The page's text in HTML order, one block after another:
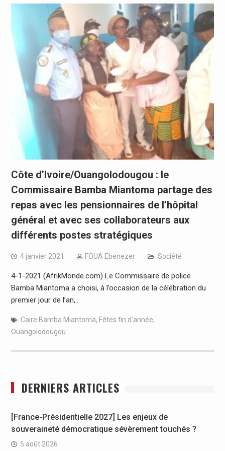
Côte d’Ivoire/Ouangolodougou : le
Commissaire Bamba Miantoma partage des
repas avec les pensionnaires de l’hôpital
général et avec ses collaborateurs aux
différents postes stratégiques
4 janvier 2021 FOUA Ebenezer Société
4-1-2021 (AfrikMonde.com) Le Commissaire de police
Bamba Miantoma a choisi, à l’occasion de la célébration du
premier jour de l’an,…
Caire Bamba Miantoma, Fêtes fin d'année,
Ouangolodougou
DERNIERS ARTICLES
[France-Présidentielle 2027] Les enjeux de
souveraineté démocratique sévèrement touchés ?
5 août 2026